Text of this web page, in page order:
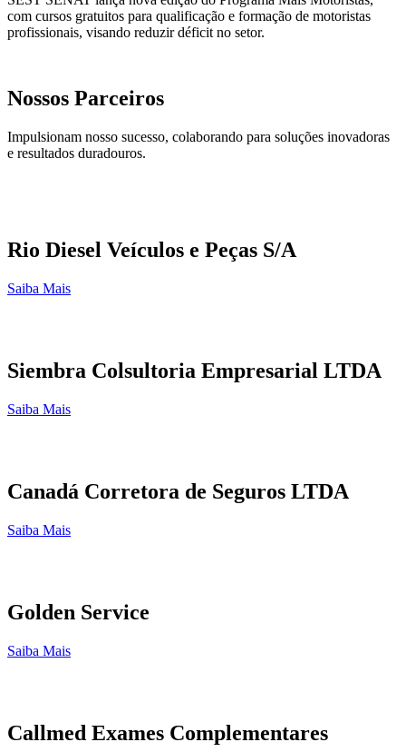
com cursos gratuitos para qualificação e formação de motoristas
profissionais, visando reduzir déficit no setor.
Nossos Parceiros
Impulsionam nosso sucesso, colaborando para soluções inovadoras
e resultados duradouros.
Rio Diesel Veículos e Peças S/A
Saiba Mais
Siembra Colsultoria Empresarial LTDA
Saiba Mais
Canadá Corretora de Seguros LTDA
Saiba Mais
Golden Service
Saiba Mais
Callmed Exames Complementares